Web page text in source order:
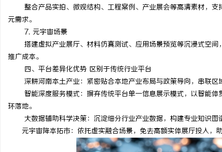
整合产品实拍、微观结构、工程案例、产业展会等高清素材，
元需求。
7. 元宇宙场景
搭建虚拟产业展厅、材料仿真测试、应用场景预览等沉浸式空
推广成本。
四、平台差异化优势 区别于传统行业平台
深耕河南本土产业：紧密贴合本地产业布局与政策导向，串联
智能深度服务模式：摒弃传统平台单一信息展示模式，以智能
环落地。
大数据辅助科学决策：沉淀细分行业产业数据，构建专业知识
元宇宙降本拓市：依托虚实融合场景，免去高额实体展厅投入，